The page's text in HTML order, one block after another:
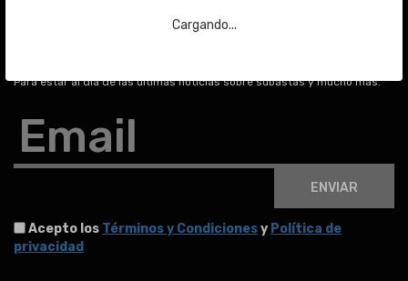
Cargando...
Para estar al día de las últimas noticias sobre subastas y mucho más.
Email
ENVIAR
Acepto los Términos y Condicionesy Política de
privacidad